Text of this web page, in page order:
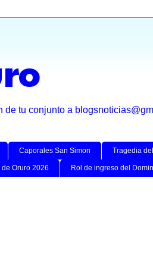
tu conjunto a
Caporales San Simon Tragedia
Oruro 2026 Rol de ingreso del